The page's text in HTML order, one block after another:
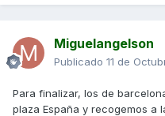
Miguelangelson
Publicado 11 de
Para finalizar, los de
plaza España y recogemos a